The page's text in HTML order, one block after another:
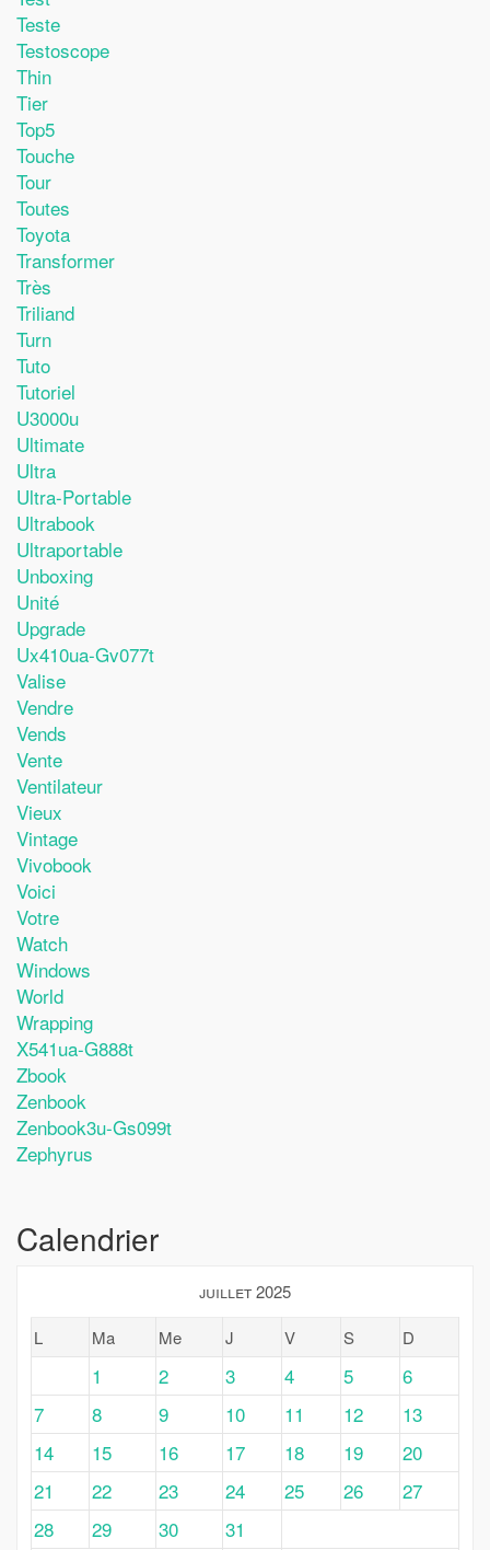
Teste
Testoscope
Thin
Tier
Top5
Touche
Tour
Toutes
Toyota
Transformer
Très
Triliand
Turn
Tuto
Tutoriel
U3000u
Ultimate
Ultra
Ultra-Portable
Ultrabook
Ultraportable
Unboxing
Unité
Upgrade
Ux410ua-Gv077t
Valise
Vendre
Vends
Vente
Ventilateur
Vieux
Vintage
Vivobook
Voici
Votre
Watch
Windows
World
Wrapping
X541ua-G888t
Zbook
Zenbook
Zenbook3u-Gs099t
Zephyrus
Calendrier
juillet 2025
L
Ma Me J V S D
1 2 3 4 5
6
7
8 9 10 11 12
13
14
15 16 17 18 19
20
21
22 23 24 25 26
27
28
29 30 31